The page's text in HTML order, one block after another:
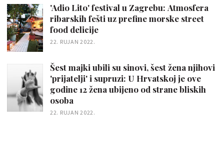
'Adio Lito' festival u Zagrebu: Atmosfera
ribarskih fešti uz prefine morske street
food delicije
22. RUJAN 2022.
Šest majki ubili su sinovi, šest žena njihovi
'prijatelji' i supruzi: U Hrvatskoj je ove
godine 12 žena ubijeno od strane bliskih
osoba
22. RUJAN 2022.